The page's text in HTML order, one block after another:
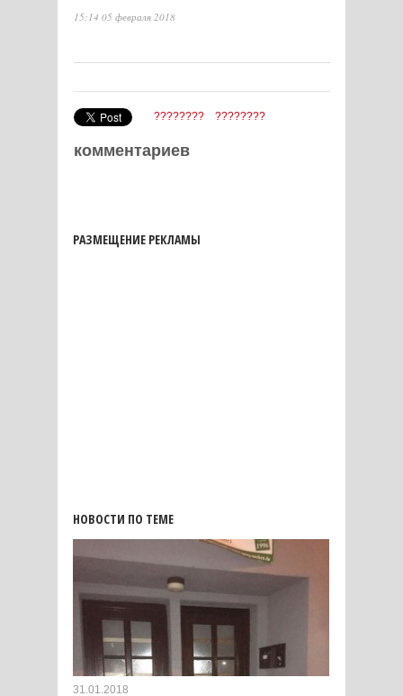
15:14 05 февраля 2018
???????? ????????
комментариев
РАЗМЕЩЕНИЕ РЕКЛАМЫ
НОВОСТИ ПО ТЕМЕ
31.01.2018